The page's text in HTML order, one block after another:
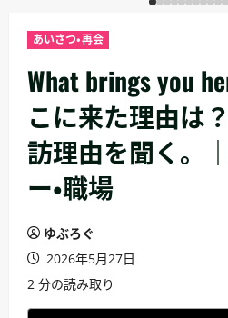
あいさつ・再会
What brings you
こに来た理由は
訪理由を聞く。｜
ー・職場
ゆぶろぐ
2026年5月27日
2 分の読み取り